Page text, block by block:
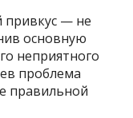
привкус — не
основную
неприятного
проблема
правильной